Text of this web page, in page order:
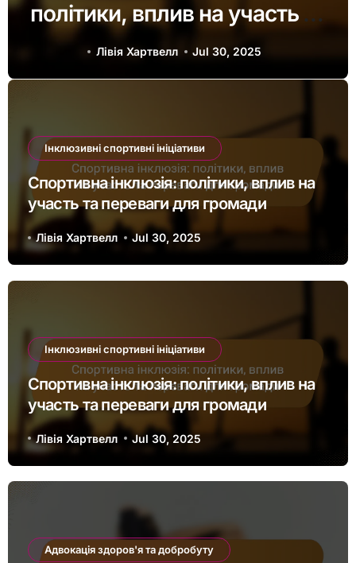
політики, вплив на участь та
переваги для громади
Лівія Хартвелл Jul 30, 2025
Інклюзивні спортивні ініціативи
Спортивна інклюзія: політики, вплив на
участь та переваги для громади
Лівія Хартвелл Jul 30, 2025
Інклюзивні спортивні ініціативи
Спортивна інклюзія: політики, вплив на
участь та переваги для громади
Лівія Хартвелл Jul 30, 2025
Адвокація здоров'я та добробуту